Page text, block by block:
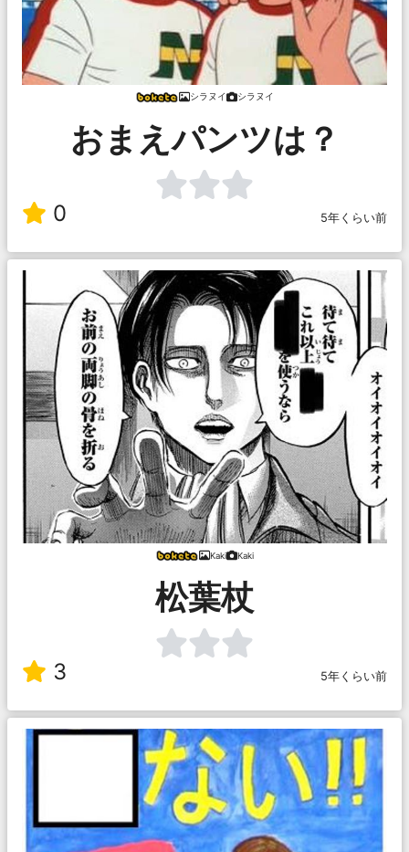
シラヌイ シラヌイ
おまえパンツは？
0 5年くらい前
Kaki Kaki
松葉杖
3 5年くらい前